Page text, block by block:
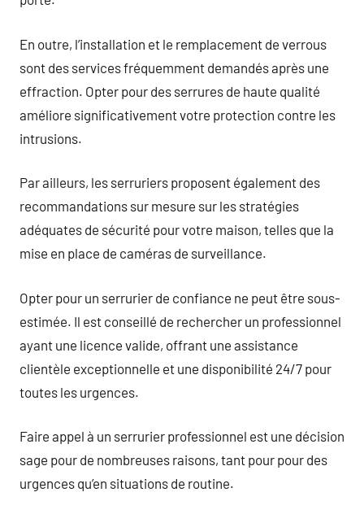
En outre, l’installation et le remplacement de verrous
sont des services fréquemment demandés après une
effraction. Opter pour des serrures de haute qualité
améliore significativement votre protection contre les
intrusions.
Par ailleurs, les serruriers proposent également des
recommandations sur mesure sur les stratégies
adéquates de sécurité pour votre maison, telles que la
mise en place de caméras de surveillance.
Opter pour un serrurier de confiance ne peut être sous-
estimée. Il est conseillé de rechercher un professionnel
ayant une licence valide, offrant une assistance
clientèle exceptionnelle et une disponibilité 24/7 pour
toutes les urgences.
Faire appel à un serrurier professionnel est une décision
sage pour de nombreuses raisons, tant pour pour des
urgences qu’en situations de routine.